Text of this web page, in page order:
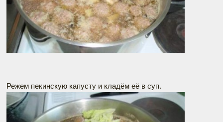
Режем пекинскую капусту и кладём её в суп.